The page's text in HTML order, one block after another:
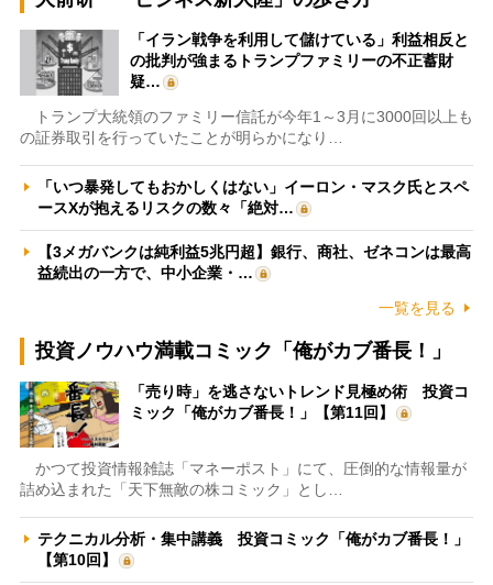
「イラン戦争を利用して儲けている」利益相反と
の批判が強まるトランプファミリーの不正蓄財
疑…
トランプ大統領のファミリー信託が今年1～3月に3000回以上も
の証券取引を行っていたことが明らかになり…
「いつ暴発してもおかしくはない」イーロン・マスク氏とスペ
ースXが抱えるリスクの数々「絶対…
【3メガバンクは純利益5兆円超】銀行、商社、ゼネコンは最高
益続出の一方で、中小企業・…
一覧を見る
投資ノウハウ満載コミック「俺がカブ番長！」
「売り時」を逃さないトレンド見極め術 投資コ
ミック「俺がカブ番長！」【第11回】
かつて投資情報雑誌「マネーポスト」にて、圧倒的な情報量が
詰め込まれた「天下無敵の株コミック」とし…
テクニカル分析・集中講義 投資コミック「俺がカブ番長！」
【第10回】